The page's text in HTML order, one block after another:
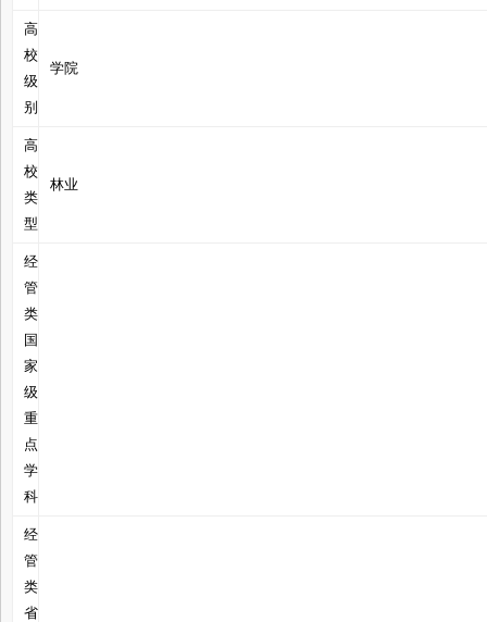
高
校
级
别
学院
高
校
类
型
林业
经
管
类
国
家
级
重
点
学
科
经
管
类
省